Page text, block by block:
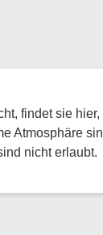
findet sie
Atmosphäre
nicht erlaubt.